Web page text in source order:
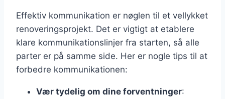
Effektiv kommunikation er nøglen til et vellykket
renoveringsprojekt. Det er vigtigt at etablere
klare kommunikationslinjer fra starten, så alle
parter er på samme side. Her er nogle tips til at
forbedre kommunikationen:
Vær tydelig om dine forventninger: